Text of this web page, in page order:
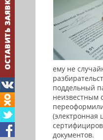
ему не
поддельный
неизвестным
(электронная
документов.